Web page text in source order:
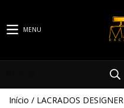
MENU
Início / LACRADOS DESIGNER